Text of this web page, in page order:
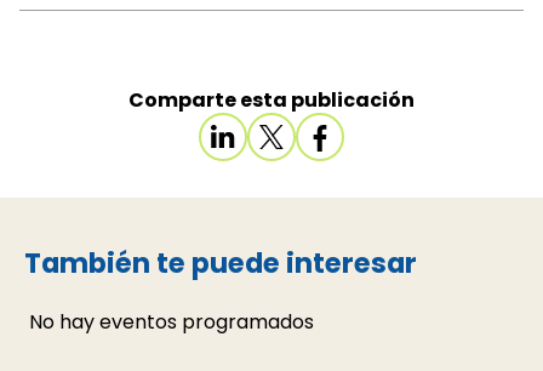
Comparte esta publicación
También te puede interesar
No hay eventos programados